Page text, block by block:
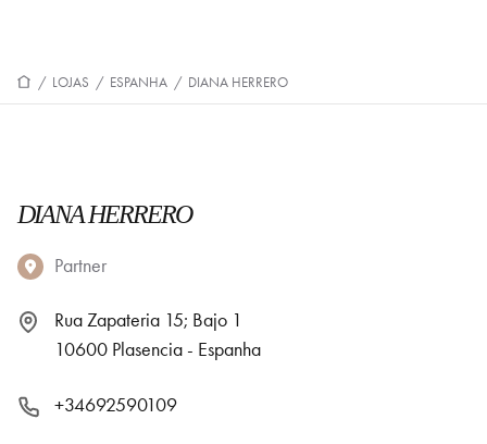
/ LOJAS / ESPANHA / DIANA HERRERO
DIANA HERRERO
Partner
Rua Zapateria 15; Bajo 1
10600 Plasencia - Espanha
+34692590109